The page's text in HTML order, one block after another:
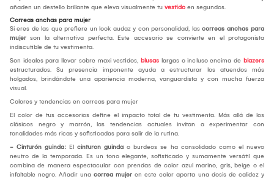
añaden un destello brillante que eleva visualmente tu vestido en segundos.
Correas anchas para mujer
Si eres de las que prefiere un look audaz y con personalidad, las correas anchas para
mujer son la alternativa perfecta. Este accesorio se convierte en el protagonista
indiscutible de tu vestimenta.
Son ideales para llevar sobre maxi vestidos, blusas largas o incluso encima de blazers
estructurados. Su presencia imponente ayuda a estructurar los atuendos más
holgados, brindándote una apariencia moderna, vanguardista y con mucha fuerza
visual.
Colores y tendencias en correas para mujer
El color de tus accesorios define el impacto total de tu vestimenta. Más allá de los
clásicos negro y marrón, las tendencias actuales invitan a experimentar con
tonalidades más ricas y sofisticadas para salir de la rutina.
- Cinturón guinda: El cinturon guinda o burdeos se ha consolidado como el nuevo
neutro de la temporada. Es un tono elegante, sofisticado y sumamente versátil que
combina de manera espectacular con prendas de color azul marino, gris, beige o el
infaltable negro. Añadir una correa mujer en este color aporta una dosis de calidez y